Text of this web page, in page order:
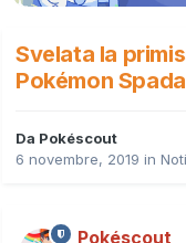
Svelata la
Pokémon
Da Pokéscout
6 novembre, 2019 in
Pokéscout